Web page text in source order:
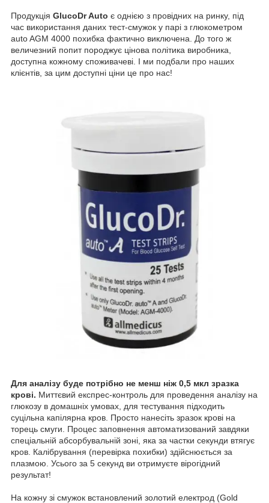
Продукція GlucoDr Auto є однією з провідних на ринку, під
час використання даних тест-смужок у парі з глюкометром
auto AGM 4000 похибка фактично виключена. До того ж
величезний попит породжує цінова політика виробника,
доступна кожному споживачеві. І ми подбали про наших
клієнтів, за цим доступні ціни це про нас!
Для аналізу буде потрібно не менш ніж 0,5 мкл зразка
крові. Миттєвий експрес-контроль для проведення аналізу на
глюкозу в домашніх умовах, для тестування підходить
суцільна капілярна кров. Просто нанесіть зразок крові на
торець смуги. Процес заповнення автоматизований завдяки
спеціальній абсорбувальній зоні, яка за частки секунди втягує
кров. Калібрування (перевірка похибки) здійснюється за
плазмою. Усього за 5 секунд ви отримуєте вірогідний
результат!
На кожну зі смужок встановлений золотий електрод (Gold